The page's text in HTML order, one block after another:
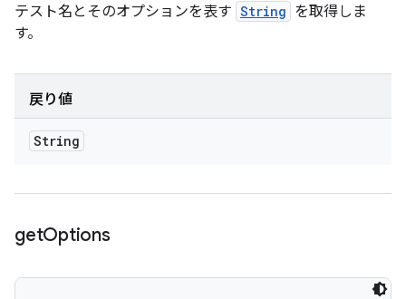
テスト名とそのオプションを表す String を取得しま
す。
戻り値
String
getOptions